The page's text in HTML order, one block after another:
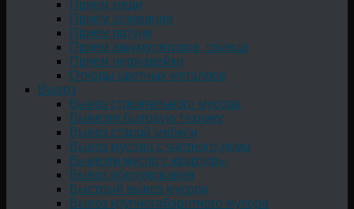
Прием меди
Прием алюминия
Прием латуни
Прием аккумуляторов, свинца
Прием нержавейки
Отходы цветных металлов
Вывоз
Вывоз строительного мусора
Вывезти бытовую технику
Вывоз старой мебели
Вывоз мусора с частного дома
Вывезти мусор с квартиры
Вывоз оборудования
Быстрый вывоз мусора
Вывоз крупногабаритного мусора